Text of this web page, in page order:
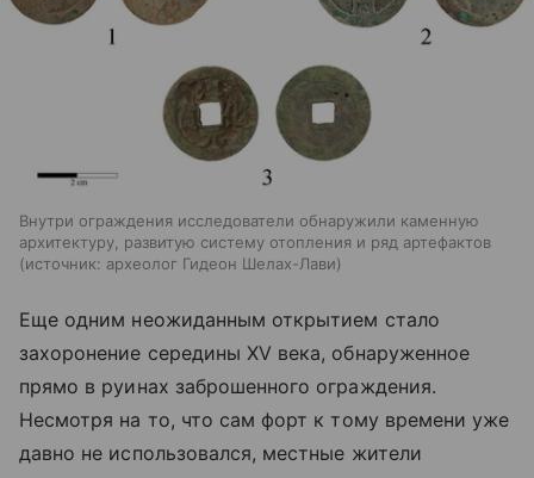
Внутри ограждения исследователи обнаружили каменную
архитектуру, развитую систему отопления и ряд артефактов
источник: археолог Гидеон Шелах-Лави
Еще одним неожиданным открытием стало
захоронение середины XV века, обнаруженное
прямо в руинах заброшенного ограждения.
Несмотря на то, что сам форт к тому времени уже
давно не использовался, местные жители